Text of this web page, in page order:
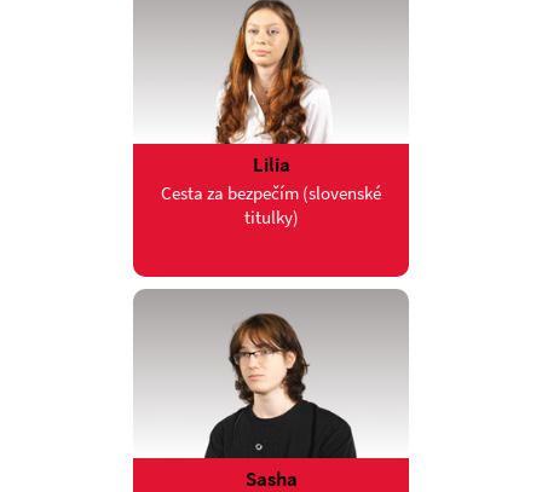
Lilia
Cesta za bezpečím (slovenské
titulky)
Sasha